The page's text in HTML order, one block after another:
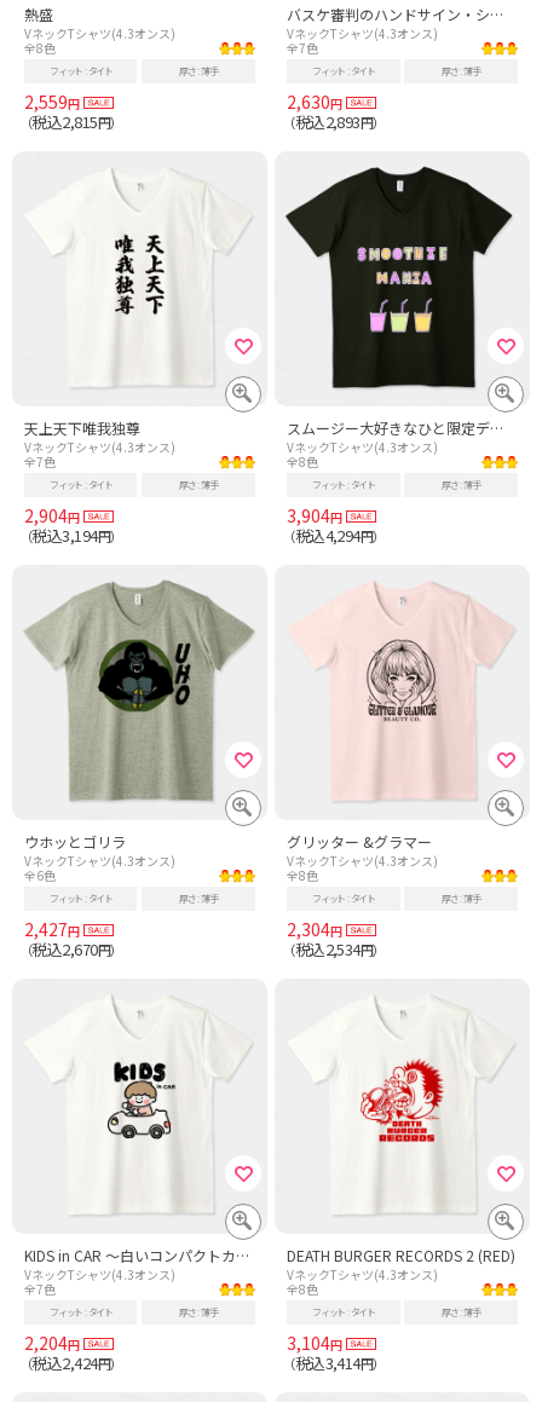
熱盛
VネックTシャツ(4.3オンス)
全8色
フィット タイト 厚さ 薄手
2,559円
（税込2,815円）
バスケ審判のハンドサイン・シグナル
VネックTシャツ(4.3オンス)
全7色
フィット タイト 厚さ 薄手
2,630円
（税込2,893円）
天上天下唯我独尊
VネックTシャツ(4.3オンス)
全7色
フィット タイト 厚さ 薄手
2,904円
（税込3,194円）
スムージー大好きなひと限定デザイン「スムージーマニア」
VネックTシャツ(4.3オンス)
全8色
フィット タイト 厚さ 薄手
3,904円
（税込4,294円）
ウホッとゴリラ
VネックTシャツ(4.3オンス)
全6色
フィット タイト 厚さ 薄手
2,427円
（税込2,670円）
グリッター &グラマー
VネックTシャツ(4.3オンス)
全8色
フィット タイト 厚さ 薄手
2,304円
（税込2,534円）
KIDS in CAR 〜白いコンパクトカー〜
VネックTシャツ(4.3オンス)
全7色
フィット タイト 厚さ 薄手
2,204円
（税込2,424円）
DEATH BURGER RECORDS 2 (RED)
VネックTシャツ(4.3オンス)
全8色
フィット タイト 厚さ 薄手
3,104円
（税込3,414円）